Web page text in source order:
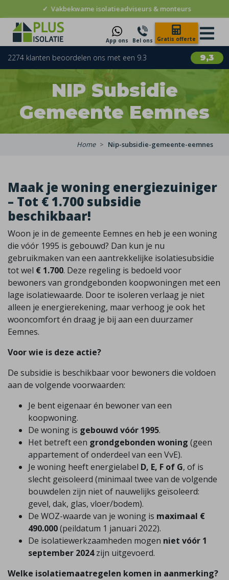
✓ Vakbekwame isolatieadviseurs & monteurs
App ons Bel ons Gratis offerte
9,3
2274 klanten beoordelen ons met een 9.3
NIP Subsidie
Gemeente Eemnes
Home Nip-subsidie-gemeente-eemnes
Maak je woning energiezuiniger
– Tot € 1.700 subsidie
beschikbaar!
Woon je in de gemeente Eemnes en heb je een woning
die vóór 1995 is gebouwd? Dan kun je nu
gebruikmaken van een aantrekkelijke isolatiesubsidie
tot wel € 1.700. Deze regeling is bedoeld voor
bewoners van grondgebonden koopwoningen met een
lage isolatiewaarde. Door te isoleren verlaag je niet
alleen je energierekening, maar verhoog je ook het
wooncomfort én draag je bij aan een duurzamer
Eemnes.
Voor wie is deze actie?
De subsidie is beschikbaar voor bewoners die voldoen
aan de volgende voorwaarden:
Je bent eigenaar én bewoner van een
koopwoning.
De woning is gebouwd vóór 1995.
Het betreft een grondgebonden woning (geen
appartement of onderdeel van een VvE).
Je woning heeft energielabel D, E, F of G, of is
slecht geïsoleerd (minimaal twee van de volgende
bouwdelen zijn niet of nauwelijks geïsoleerd:
gevel, dak, glas, vloer/bodem).
De WOZ-waarde van je woning is maximaal €
490.000(peildatum 1 januari 2022).
De isolatiewerkzaamheden mogen niet vóór 1
september 2024zijn uitgevoerd.
Welke isolatiemaatregelen komen in aanmerking?